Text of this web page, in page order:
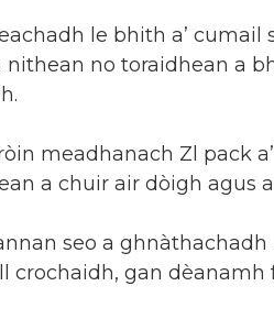
le bhith a’
no toraidhean a
meadhanach Zl pack
a chuir air dòigh agus
seo a
crochaidh, gan